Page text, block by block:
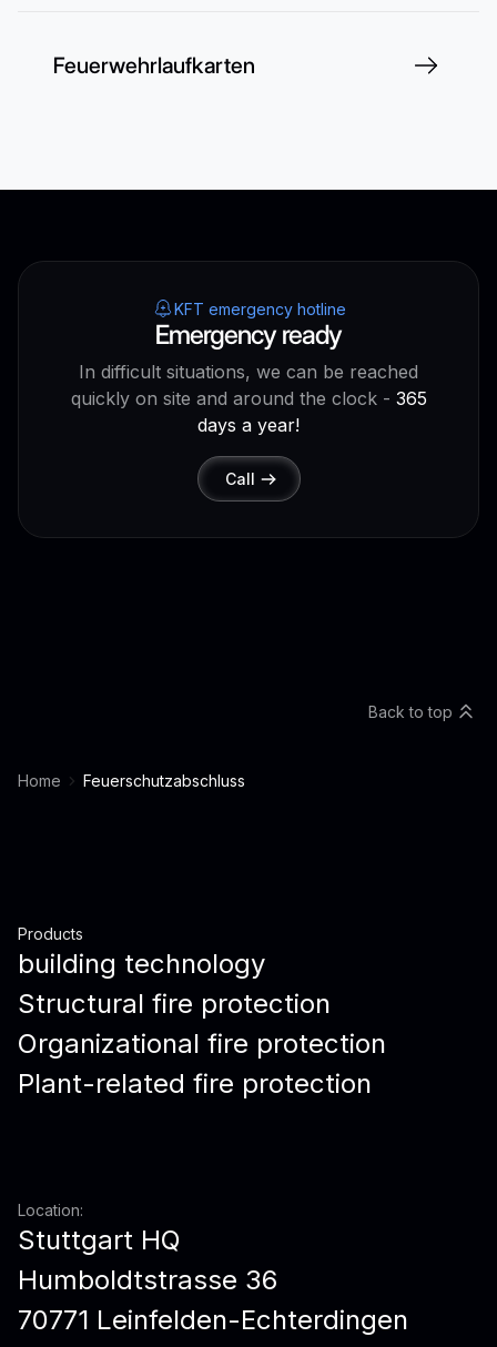
Feuerwehrlaufkarten
KFT emergency hotline
Emergency ready
In difficult situations, we can be reached
quickly on site and around the clock - 365
days a year!
Call
Home Feuerschutzabschluss
Back to top
Products
building technology
Structural fire protection
Organizational fire protection
Plant-related fire protection
Location:
Stuttgart HQ
Humboldtstrasse 36
70771 Leinfelden-Echterdingen